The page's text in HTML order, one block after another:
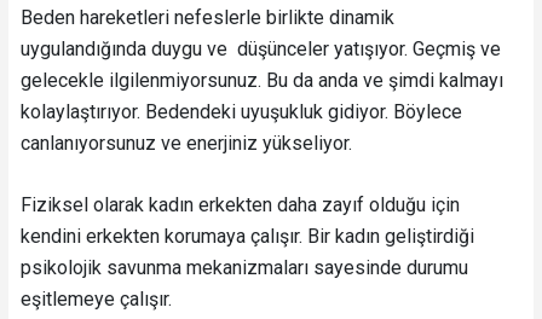
Beden hareketleri nefeslerle birlikte dinamik
uygulandığında duygu ve düşünceler yatışıyor. Geçmiş ve
gelecekle ilgilenmiyorsunuz. Bu da anda ve şimdi kalmayı
kolaylaştırıyor. Bedendeki uyuşukluk gidiyor. Böylece
canlanıyorsunuz ve enerjiniz yükseliyor.
Fiziksel olarak kadın erkekten daha zayıf olduğu için
kendini erkekten korumaya çalışır. Bir kadın geliştirdiği
psikolojik savunma mekanizmaları sayesinde durumu
eşitlemeye çalışır.